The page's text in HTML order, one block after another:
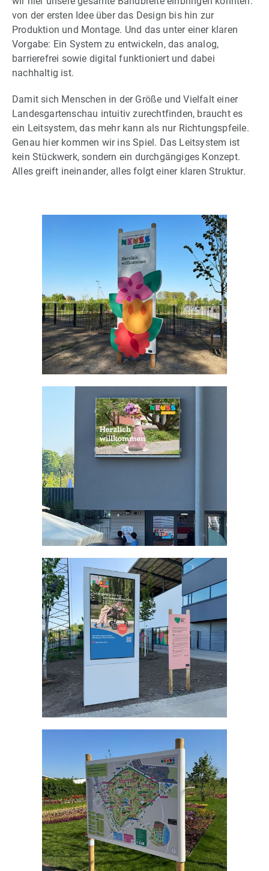
von der ersten Idee über das Design bis hin zur
Produktion und Montage. Und das unter einer klaren
Vorgabe: Ein System zu entwickeln, das analog,
barrierefrei sowie digital funktioniert und dabei
nachhaltig ist.
Damit sich Menschen in der Größe und Vielfalt einer
Landesgartenschau intuitiv zurechtfinden, braucht es
ein Leitsystem, das mehr kann als nur Richtungspfeile.
Genau hier kommen wir ins Spiel. Das Leitsystem ist
kein Stückwerk, sondern ein durchgängiges Konzept.
Alles greift ineinander, alles folgt einer klaren Struktur.